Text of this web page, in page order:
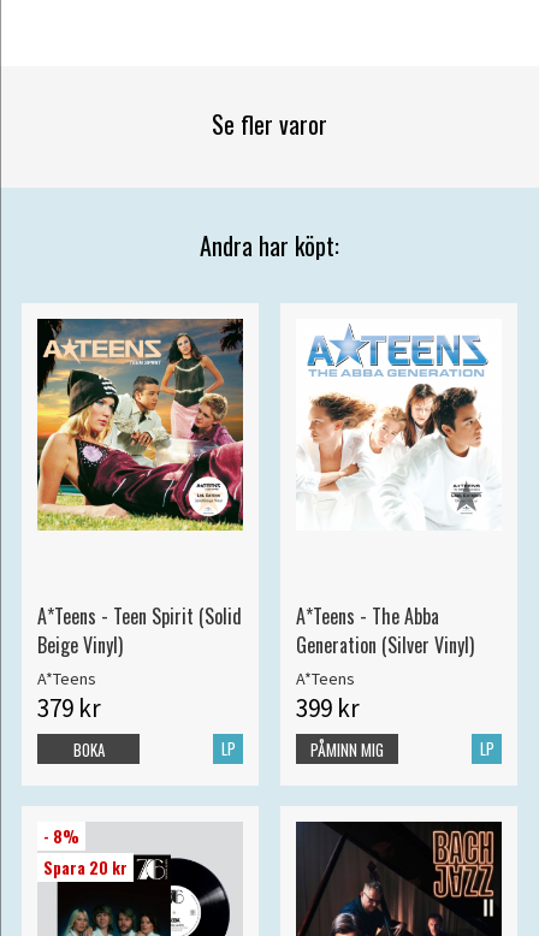
Se fler varor
Andra har köpt:
A*Teens - Teen Spirit (Solid
Beige Vinyl)
A*Teens
379 kr
LP
BOKA
A*Teens - The Abba
Generation (Silver Vinyl)
A*Teens
399 kr
LP
PÅMINN MIG
- 8%
Spara 20 kr